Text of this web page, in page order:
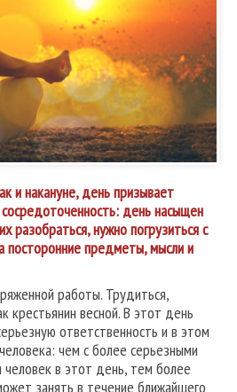
и накануне, день призывает
день насыщен
разобраться, нужно погрузиться с
посторонние предметы, мысли и
работы. Трудиться,
крестьянин весной. В этот день
ответственность и в этом
чем с более серьезными
человек в этот день, тем более
занять в течение ближайшего